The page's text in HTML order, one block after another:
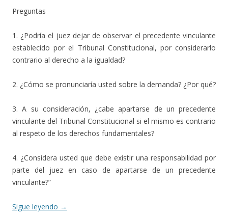
Preguntas
1. ¿Podría el juez dejar de observar el precedente vinculante
establecido por el Tribunal Constitucional, por considerarlo
contrario al derecho a la igualdad?
2. ¿Cómo se pronunciaría usted sobre la demanda? ¿Por qué?
3. A su consideración, ¿cabe apartarse de un precedente
vinculante del Tribunal Constitucional si el mismo es contrario
al respeto de los derechos fundamentales?
4. ¿Considera usted que debe existir una responsabilidad por
parte del juez en caso de apartarse de un precedente
vinculante?”
Sigue leyendo →